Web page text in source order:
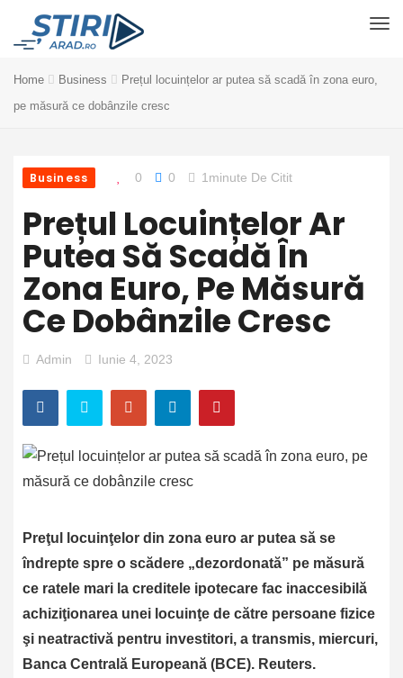
Home Business
Prețul locuințelor ar putea să scadă în zona euro,
pe măsură ce dobânzile cresc
Business 0 0 1minute De Citit
Prețul Locuințelor Ar
Putea Să Scadă În
Zona Euro, Pe Măsură
Ce Dobânzile Cresc
Admin Iunie 4, 2023
Preţul locuinţelor din zona euro ar putea să se
îndrepte spre o scădere „dezordonată” pe măsură
ce ratele mari la creditele ipotecare fac inaccesibilă
achiziţionarea unei locuinţe de către persoane fizice
şi neatractivă pentru investitori, a transmis, miercuri,
Banca Centrală Europeană (BCE). Reuters.